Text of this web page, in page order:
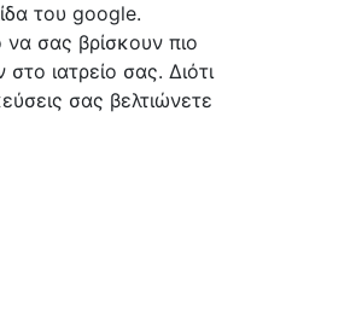
του google.
σας βρίσκουν πιο
ιατρείο σας. Διότι
σας βελτιώνετε